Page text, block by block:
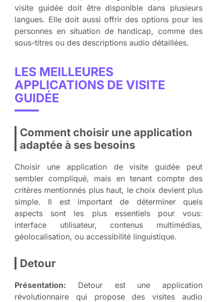
visite guidée doit être disponible dans plusieurs
langues. Elle doit aussi offrir des options pour les
personnes en situation de handicap, comme des
sous-titres ou des descriptions audio détaillées.
LES MEILLEURES
APPLICATIONS DE VISITE
GUIDÉE
Comment choisir une application
adaptée à ses besoins
Choisir une application de visite guidée peut
sembler compliqué, mais en tenant compte des
critères mentionnés plus haut, le choix devient plus
simple. Il est important de déterminer quels
aspects sont les plus essentiels pour vous:
interface utilisateur, contenus multimédias,
géolocalisation, ou accessibilité linguistique.
Detour
Présentation: Detour est une application
révolutionnaire qui propose des visites audio